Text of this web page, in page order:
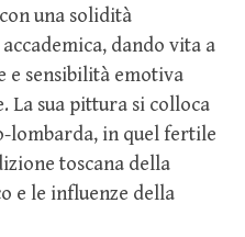
una solidità
dando vita a
sensibilità emotiva
La sua pittura si colloca
lombarda, in quel fertile
toscana della
e le influenze della